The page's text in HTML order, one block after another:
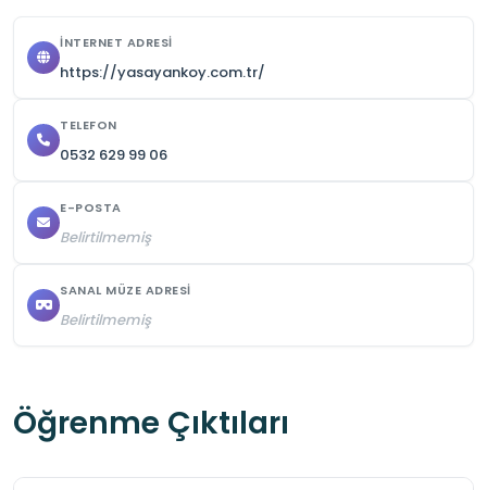
İNTERNET ADRESI
https://yasayankoy.com.tr/
TELEFON
0532 629 99 06
E-POSTA
Belirtilmemiş
SANAL MÜZE ADRESI
Belirtilmemiş
Öğrenme Çıktıları